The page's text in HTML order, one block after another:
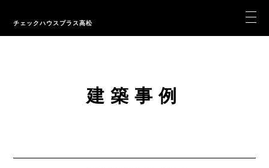
チェックハウスプラス高松
建築事例